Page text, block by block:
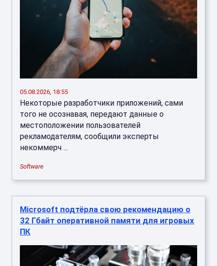
05.08.2026, 18:55
Некоторые разработчики приложений, сами
того не осознавая, передают данные о
местоположении пользователей
рекламодателям, сообщили эксперты
некоммерч ...
Software
Microsoft подтёрла свою рекомендацию о
32 Гбайт оперативной памяти для игровых
ПК